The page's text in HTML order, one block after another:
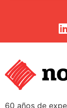
60 años de